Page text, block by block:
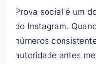
Prova social é um
do Instagram.
números
autoridade antes